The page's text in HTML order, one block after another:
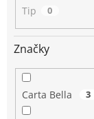
Tip 0
Značky
Carta Bella 3